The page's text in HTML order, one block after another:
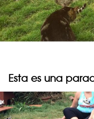
Esta es una